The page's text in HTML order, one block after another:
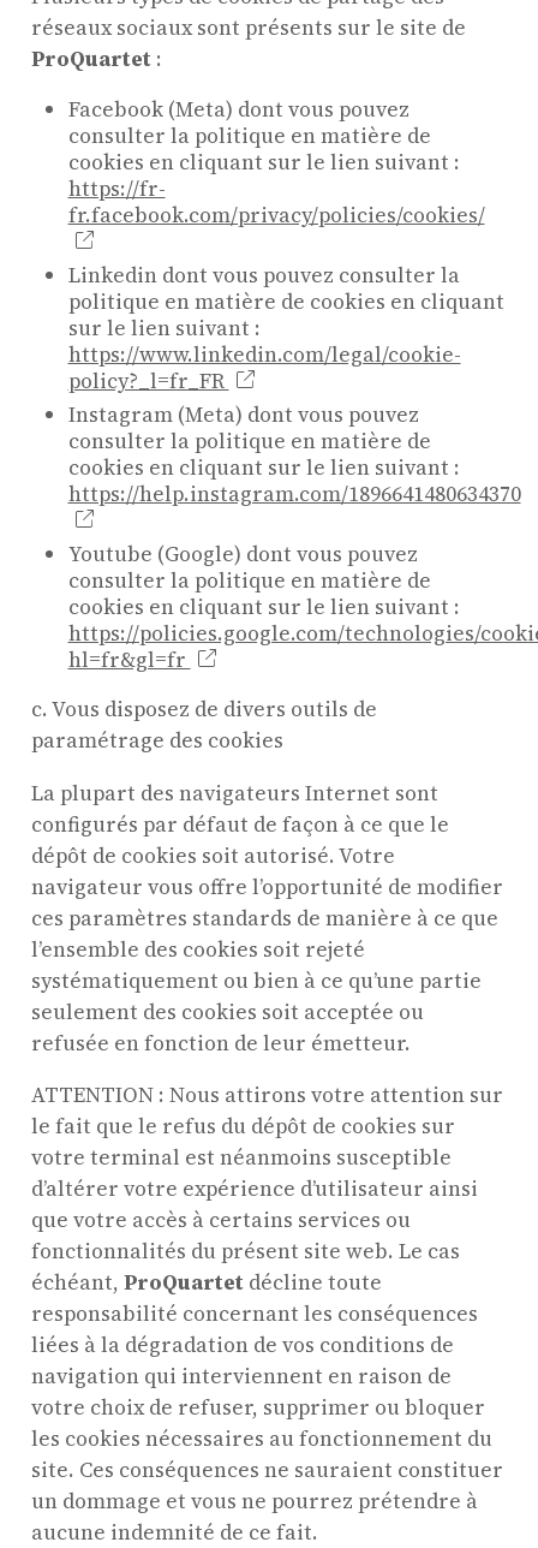
réseaux sociaux sont présents sur le site de
ProQuartet :
Facebook (Meta) dont vous pouvez
consulter la politique en matière de
cookies en cliquant sur le lien suivant :
https://fr-
fr.facebook.com/privacy/policies/cookies/
Linkedin dont vous pouvez consulter la
politique en matière de cookies en cliquant
sur le lien suivant :
https://www.linkedin.com/legal/cookie-
policy?_l=fr_FR
Instagram (Meta) dont vous pouvez
consulter la politique en matière de
cookies en cliquant sur le lien suivant :
https://help.instagram.com/1896641480634370
Youtube (Google) dont vous pouvez
consulter la politique en matière de
cookies en cliquant sur le lien suivant :
https://policies.google.com/technologies/
hl=fr&gl=fr
c. Vous disposez de divers outils de
paramétrage des cookies
La plupart des navigateurs Internet sont
configurés par défaut de façon à ce que le
dépôt de cookies soit autorisé. Votre
navigateur vous offre l’opportunité de modifier
ces paramètres standards de manière à ce que
l’ensemble des cookies soit rejeté
systématiquement ou bien à ce qu’une partie
seulement des cookies soit acceptée ou
refusée en fonction de leur émetteur.
ATTENTION : Nous attirons votre attention sur
le fait que le refus du dépôt de cookies sur
votre terminal est néanmoins susceptible
d’altérer votre expérience d’utilisateur ainsi
que votre accès à certains services ou
fonctionnalités du présent site web. Le cas
échéant,ProQuartet décline toute
responsabilité concernant les conséquences
liées à la dégradation de vos conditions de
navigation qui interviennent en raison de
votre choix de refuser, supprimer ou bloquer
les cookies nécessaires au fonctionnement du
site. Ces conséquences ne sauraient constituer
un dommage et vous ne pourrez prétendre à
aucune indemnité de ce fait.